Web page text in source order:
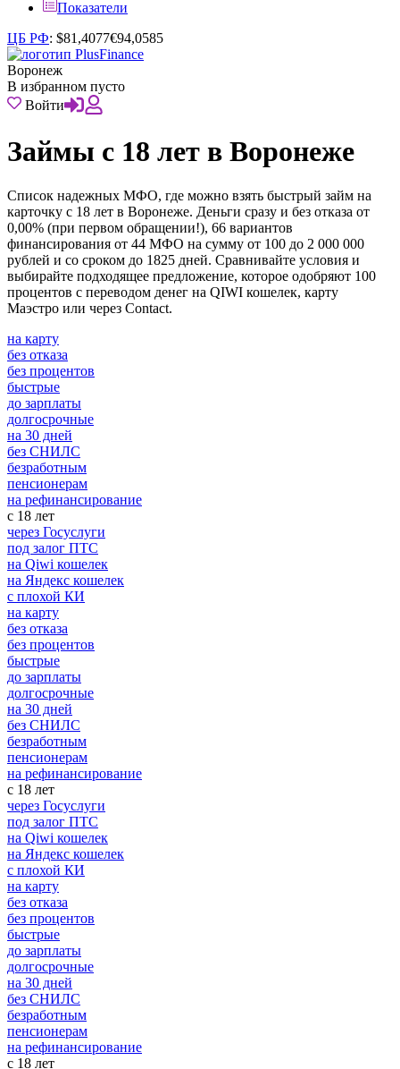
Показатели
ЦБ РФ: $81,4077€94,0585
Воронеж
В избранном пусто
Войти
Займы с 18 лет в Воронеже
Список надежных МФО, где можно взять быстрый займ на
карточку с 18 лет в Воронеже. Деньги сразу и без отказа от
0,00% (при первом обращении!), 66 вариантов
финансирования от 44 МФО на сумму от 100 до 2 000 000
рублей и со сроком до 1825 дней. Сравнивайте условия и
выбирайте подходящее предложение, которое одобряют 100
процентов с переводом денег на QIWI кошелек, карту
Маэстро или через Contact.
на карту
без отказа
без процентов
быстрые
до зарплаты
долгосрочные
на 30 дней
без СНИЛС
безработным
пенсионерам
на рефинансирование
с 18 лет
через Госуслуги
под залог ПТС
на Qiwi кошелек
на Яндекс кошелек
с плохой КИ
на карту
без отказа
без процентов
быстрые
до зарплаты
долгосрочные
на 30 дней
без СНИЛС
безработным
пенсионерам
на рефинансирование
с 18 лет
через Госуслуги
под залог ПТС
на Qiwi кошелек
на Яндекс кошелек
с плохой КИ
на карту
без отказа
без процентов
быстрые
до зарплаты
долгосрочные
на 30 дней
без СНИЛС
безработным
пенсионерам
на рефинансирование
с 18 лет